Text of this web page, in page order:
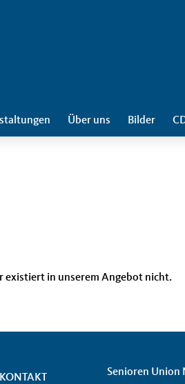
Über uns Bilder
existiert in unserem Angebot nicht.
KONTAKT Senioren Union